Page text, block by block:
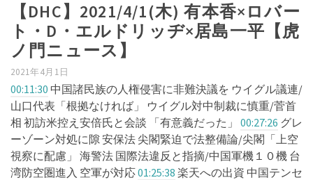
【DHC】2021/4/1(木) 有本香×ロバー
ト・D・エルドリッヂ×居島一平【虎
ノ門ニュース】
2021年4月1日
00:11:30 ​​​​​​​​​​​​ 中国諸民族の人権侵害に非難決議を ウイグル議連/
山口代表「根拠なければ」 ウイグル対中制裁に慎重/菅首
相 初訪米控え安倍氏と会談 「有意義だった」 00:27:26 ​​​​​​​​​​​​ グレ
ーゾーン対処に隙 安保法 尖閣緊迫で法整備論/尖閣「上空
視察に配慮」 海警法 国際法違反と指摘/​​​​​中国軍機１０機 台
湾防空圏進入 空軍が対応01:25:38 ​​​​​​​​​​​​ 楽天への出資 中国テンセ